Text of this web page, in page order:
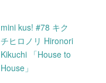
mini kus! #78 キク
チヒロノリ Hironori
Kikuchi 「House to
House」